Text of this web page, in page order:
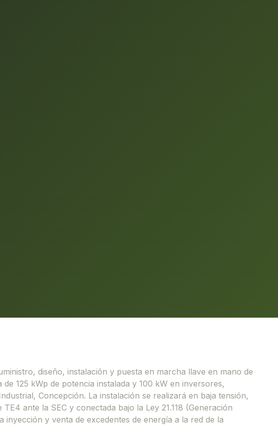
diseño, instalación y puesta en marcha llave en mano de
125 kWp de potencia instalada y 100 kW en inversores,
Concepción. La instalación se realizará en baja tensión,
ante la SEC y conectada bajo la Ley 21.118 (Generación
inyección y venta de excedentes de energía a la red de la